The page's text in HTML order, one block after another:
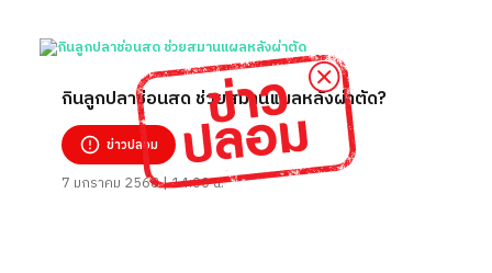
กินลูกปลาช่อนสด ช่วยสมานแผลหลังผ่าตัด?
ข่าวปลอม
7 มกราคม 2568 | 14:00 น.